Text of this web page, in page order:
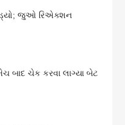
જુઓ રિએક્શન
બેટ તો નથીને? અભિષેક શર્માની તોફાની બેટિંગથી કિવી ટીમમાં ખળભળાટ, મેચ બાદ ચેક કરવા લાગ્યા બેટ